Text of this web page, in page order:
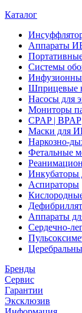
Каталог
Аппараты
Системы
Шприцевые
Насосы для
Мониторы
CPAP | BPAP
Маски для
Наркозно-
Фетальные
Инкубаторы
Аспираторы
Аппараты
Сердечно-
Бренды
Сервис
Гарантии
Эксклюзив